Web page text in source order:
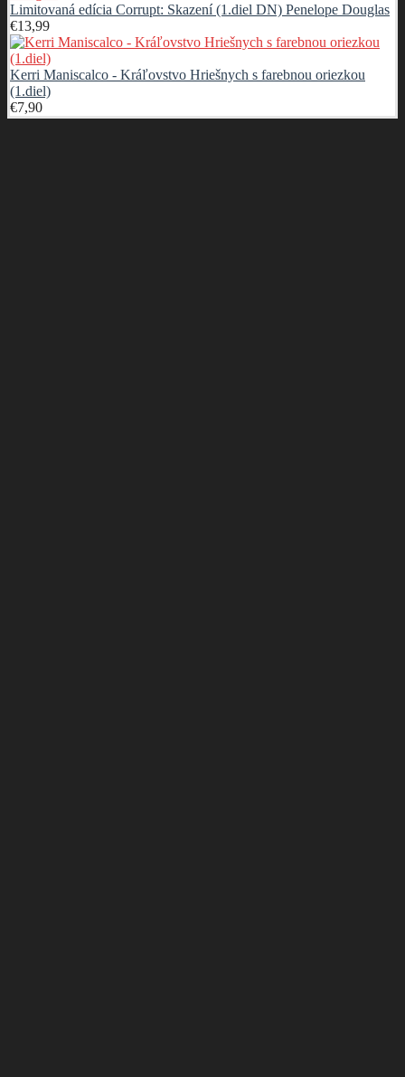
Limitovaná edícia Corrupt: Skazení (1.diel DN) Penelope Douglas
€13,99
Kerri Maniscalco - Kráľovstvo Hriešnych s farebnou oriezkou
(1.diel)
€7,90